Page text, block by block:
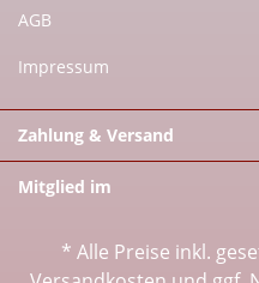
AGB
Impressum
Zahlung & Versand
Mitglied im
* Alle Preise inkl.